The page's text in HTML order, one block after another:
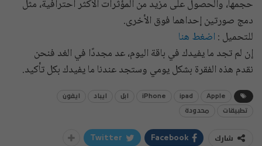
حجمها، والحصول على مزيد من المؤثرات الأكثر احترافية، مثل
دمج صورتين إحداهما فوق الأخرى.
للتحميل : اضغط هنا
إن لم تجد ما يفيدك في باقة اليوم، عد مجددًا في الغد فنحن
نقدم هذه الفقرة بشكل يومي وستجد عندنا ما يفيدك بكل تأكيد.
Apple
ipad
iPhone ابل ايباد ايفون
تطبيقات محدودة
شارك Facebook
Twitter